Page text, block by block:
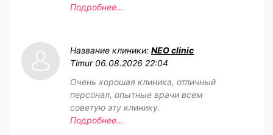
Подробнее...
Название клиники: NEO clinic
Timur 06.08.2026 22:04
Очень хорошая клиника, отличный
персонал, опытные врачи всем
советую эту клинику.
Подробнее...